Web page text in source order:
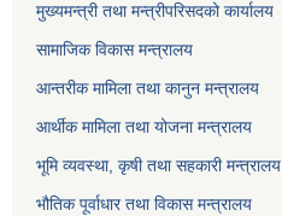
मुख्यमन्त्री तथा मन्त्रीपरिसदको कार्यालय
सामाजिक विकास मन्त्रालय
आन्तरीक मामिला तथा कानुन मन्त्रालय
आर्थीक मामिला तथा योजना मन्त्रालय
भूमि व्यवस्था, कृषी तथा सहकारी मन्त्रालय
भौतिक पूर्वाधार तथा विकास मन्त्रालय